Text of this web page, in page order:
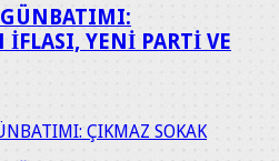
YENİ PARTİ VE